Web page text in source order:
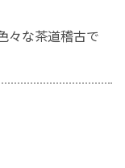
々な茶道稽古で